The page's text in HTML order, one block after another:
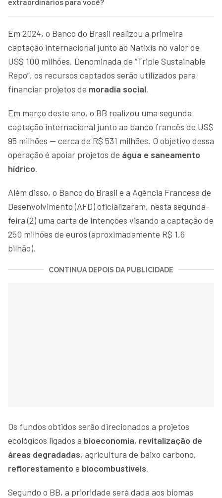
Em 2024, o Banco do Brasil realizou a primeira
captação internacional junto ao Natixis no valor de
US$ 100 milhões. Denominada de “Triple Sustainable
Repo”, os recursos captados serão utilizados para
financiar projetos de moradia social.
Em março deste ano, o BB realizou uma segunda
captação internacional junto ao banco francês de US$
95 milhões — cerca de R$ 531 milhões. O objetivo dessa
operação é apoiar projetos de água e saneamento
hídrico.
Além disso, o Banco do Brasil e a Agência Francesa de
Desenvolvimento (AFD) oficializaram, nesta segunda-
feira (2) uma carta de intenções visando a captação de
250 milhões de euros (aproximadamente R$ 1,6
bilhão).
CONTINUA DEPOIS DA PUBLICIDADE
Os fundos obtidos serão direcionados a projetos
ecológicos ligados a bioeconomia, revitalização de
áreas degradadas, agricultura de baixo carbono,
reflorestamento e biocombustíveis.
Segundo o BB, a prioridade será dada aos biomas